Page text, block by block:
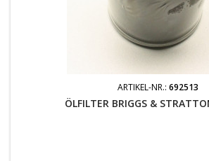
ARTIKEL-NR.: 692513
ÖLFILTER BRIGGS &